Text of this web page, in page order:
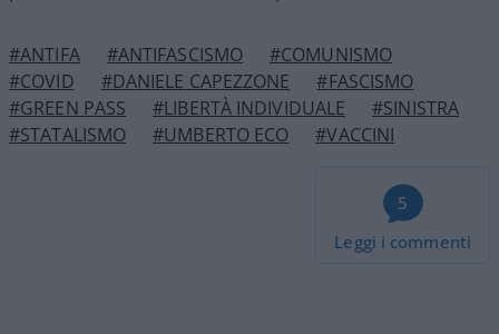
#ANTIFA #ANTIFASCISMO
#COMUNISMO
#COVID
#DANIELE CAPEZZONE
#FASCISMO
#GREEN PASS
#LIBERTÀ INDIVIDUALE
#SINISTRA
#STATALISMO
#UMBERTO ECO #VACCINI
5
Leggi i commenti